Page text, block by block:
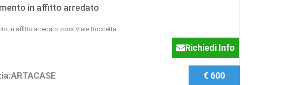
in affitto arredato
in affitto arredato zona Viale Boccetta
Richiedi Info
€ 600